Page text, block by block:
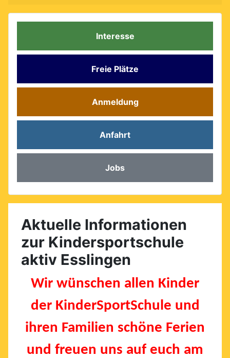
Interesse
Freie Plätze
Anmeldung
Anfahrt
Jobs
Aktuelle Informationen
zur Kindersportschule
aktiv Esslingen
Wir wünschen allen Kinder
der KinderSportSchule und
ihren Familien schöne Ferien
und freuen uns auf euch am